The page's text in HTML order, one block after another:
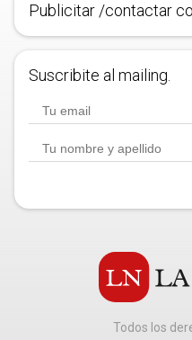
Publicitar /contactar
Suscribite al mailing.
Todos los